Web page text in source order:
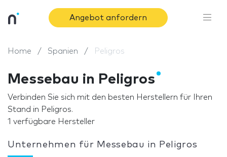
Angebot anfordern
Home Spanien Peligros
Messebau in Peligros
Verbinden Sie sich mit den besten Herstellern für Ihren
Stand in Peligros.
1 verfügbare Hersteller
Unternehmen für Messebau in Peligros